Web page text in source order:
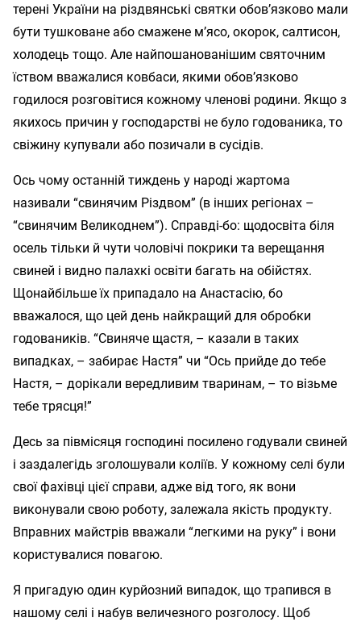
терені України на різдвянські святки обов’язково мали
бути тушковане або смажене м’ясо, окорок, салтисон,
холодець тощо. Але найпошанованішим святочним
їством вважалися ковбаси, якими обов’язково
годилося розговітися кожному членові родини. Якщо з
якихось причин у господарстві не було годованика, то
свіжину купували або позичали в сусідів.
Ось чому останній тиждень у народі жартома
називали “свинячим Різдвом” (в інших регіонах –
“свинячим Великоднем”). Справді-бо: щодосвіта біля
осель тільки й чути чоловічі покрики та верещання
свиней і видно палахкі освіти багать на обійстях.
Щонайбільше їх припадало на Анастасію, бо
вважалося, що цей день найкращий для обробки
годоваників. “Свиняче щастя, – казали в таких
випадках, – забирає Настя” чи “Ось прийде до тебе
Настя, – дорікали вередливим тваринам, – то візьме
тебе трясця!”
Десь за півмісяця господині посилено годували свиней
і заздалегідь зголошували коліїв. У кожному селі були
свої фахівці цієї справи, адже від того, як вони
виконували свою роботу, залежала якість продукту.
Вправних майстрів вважали “легкими на руку” і вони
користувалися повагою.
Я пригадую один курйозний випадок, що трапився в
нашому селі і набув величезного розголосу. Щоб